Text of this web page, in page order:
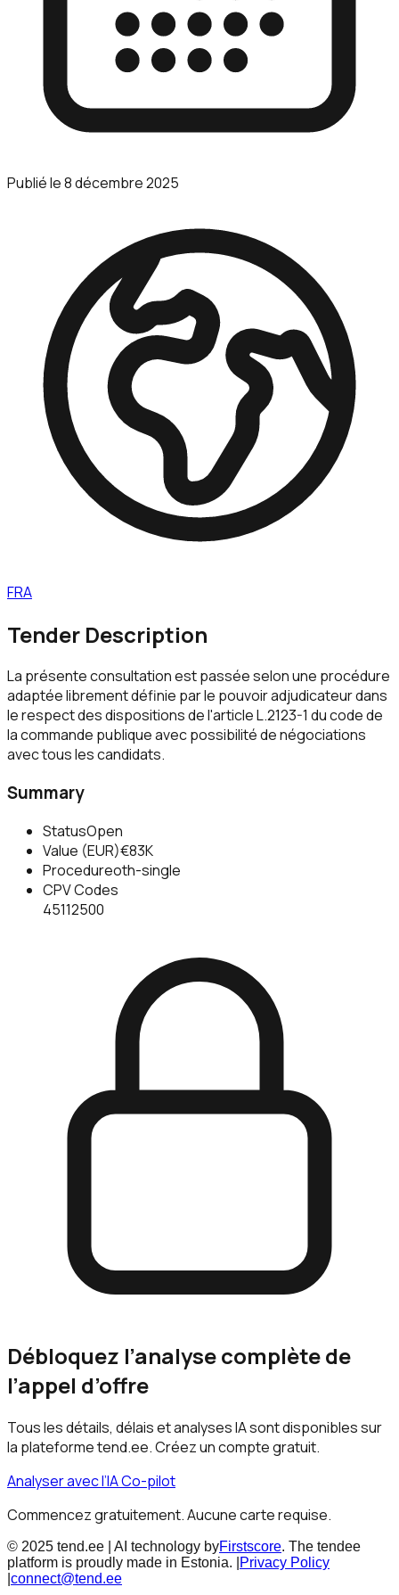
Publié le8 décembre 2025
FRA
Tender Description
La présente consultation est passée selon une procédure
adaptée librement définie par le pouvoir adjudicateur dans
le respect des dispositions de l'article L.2123-1 du code de
la commande publique avec possibilité de négociations
avec tous les candidats.
Summary
StatusOpen
Value (EUR)€83K
Procedureoth-single
CPV Codes
45112500
Débloquez l’analyse complète de
l’appel d’offre
Tous les détails, délais et analyses IA sont disponibles sur
la plateforme tend.ee. Créez un compte gratuit.
Analyser avec l’IA Co-pilot
Commencez gratuitement. Aucune carte requise.
© 2025 tend.ee | AI technology byFirstscore. The tendee
platform is proudly made in Estonia. |
Privacy Policy
connect@tend.ee